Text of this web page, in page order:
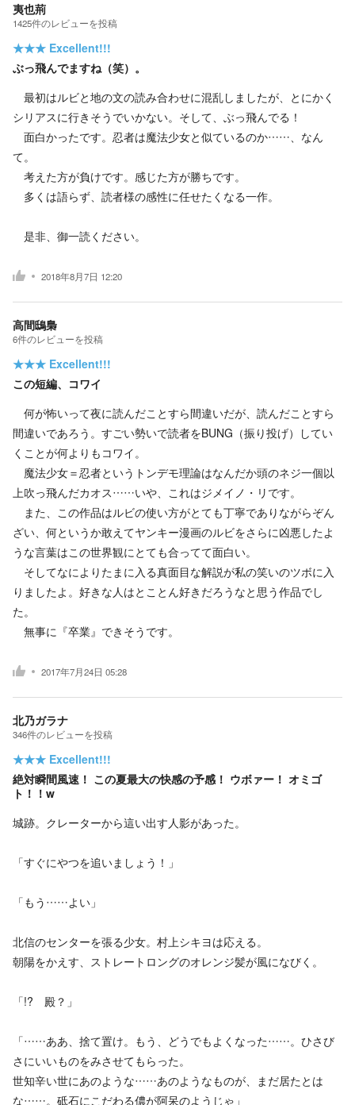
夷也荊
1425件のレビューを投稿
★★★ Excellent!!!
ぶっ飛んでますね（笑）。
最初はルビと地の文の読み合わせに混乱しましたが、とにかく
シリアスに行きそうでいかない。そして、ぶっ飛んでる！
面白かったです。忍者は魔法少女と似ているのか……、なん
て。
考えた方が負けです。感じた方が勝ちです。
多くは語らず、読者様の感性に任せたくなる一作。
是非、御一読ください。
2018年8月7日 12:20
高間鴟梟
6件のレビューを投稿
★★★ Excellent!!!
この短編、コワイ
何が怖いって夜に読んだことすら間違いだが、読んだことすら
間違いであろう。すごい勢いで読者をBUNG（振り投げ）してい
くことが何よりもコワイ。
魔法少女＝忍者というトンデモ理論はなんだか頭のネジ一個以
上吹っ飛んだカオス……いや、これはジメイノ・リです。
また、この作品はルビの使い方がとても丁寧でありながらぞん
ざい、何というか敢えてヤンキー漫画のルビをさらに凶悪したよ
うな言葉はこの世界観にとても合ってて面白い。
そしてなによりたまに入る真面目な解説が私の笑いのツボに入
りましたよ。好きな人はとことん好きだろうなと思う作品でし
た。
無事に『卒業』できそうです。
2017年7月24日 05:28
北乃ガラナ
346件のレビューを投稿
★★★ Excellent!!!
絶対瞬間風速！ この夏最大の快感の予感！ ウボァー！ オミゴ
ト！！w
城跡。クレーターから這い出す人影があった。
「すぐにやつを追いましょう！」
「もう……よい」
北信のセンターを張る少女。村上シキヨは応える。
朝陽をかえす、ストレートロングのオレンジ髪が風になびく。
「!? 殿？」
「……ああ、捨て置け。もう、どうでもよくなった……。ひさび
さにいいものをみさせてもらった。
世知辛い世にあのような……あのようなものが、まだ居たとは
な……。砥石にこだわる儂が阿呆のようじゃ」